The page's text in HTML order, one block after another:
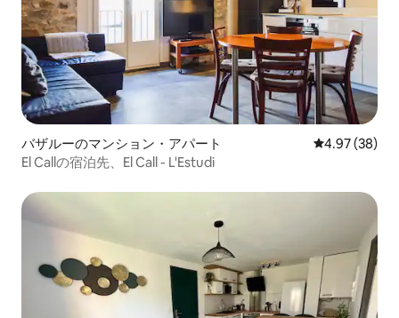
バザルーのマンション・アパート レビュー38
4.97 (38)
El Callの宿泊先、El Call - L'Estudi